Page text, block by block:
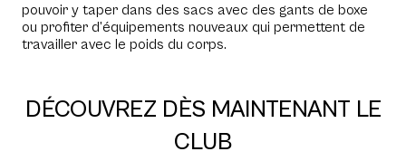
pouvoir y taper dans des sacs avec des gants de boxe
ou profiter d’équipements nouveaux qui permettent de
travailler avec le poids du corps.
DÉCOUVREZ DÈS MAINTENANT LE
CLUB